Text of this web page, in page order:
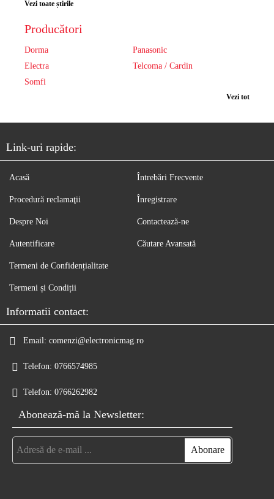
Vezi toate știrile
Producători
Dorma
Panasonic
Electra
Telcoma / Cardin
Somfi
Vezi tot
Link-uri rapide:
Acasă
Procedură reclamaţii
Despre Noi
Autentificare
Întrebări Frecvente
Înregistrare
Contactează-ne
Căutare Avansată
Termeni de Confidențialitate
Termeni și Condiții
Informatii contact:
Email: comenzi@electronicmag.ro
Telefon: 0766574985
Telefon: 0766262982
Abonează-mă la Newsletter: